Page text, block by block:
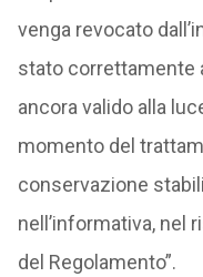
venga revocato
stato correttamente
ancora valido alla
momento del
conservazione
nell’informativa, nel
del Regolamento”.